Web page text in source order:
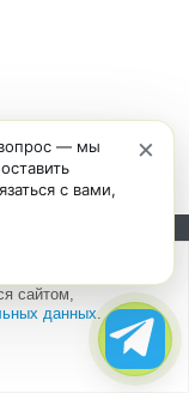
акции:
работы сайта
сайтом,
данных.
×
— мы
с вами,